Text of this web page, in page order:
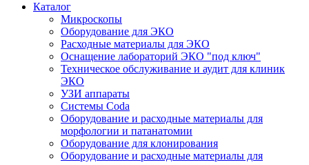
Каталог
Микроскопы
Оборудование для ЭКО
Расходные материалы для ЭКО
Оснащение лабораторий ЭКО "под ключ"
Техническое обслуживание и аудит для клиник
ЭКО
УЗИ аппараты
Системы Coda
Оборудование и расходные материалы для
морфологии и патанатомии
Оборудование для клонирования
Оборудование и расходные материалы для